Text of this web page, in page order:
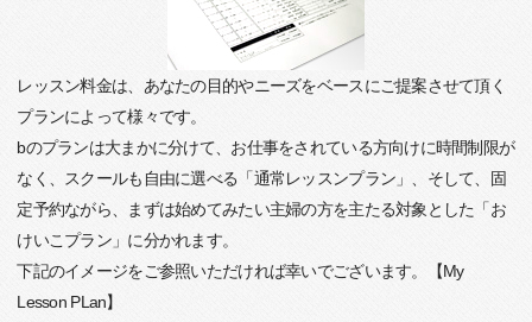
レッスン料金は、あなたの目的やニーズをベースにご提案させて頂く
プランによって様々です。
bのプランは大まかに分けて、お仕事をされている方向けに時間制限が
なく、スクールも自由に選べる「通常レッスンプラン」、そして、固
定予約ながら、まずは始めてみたい主婦の方を主たる対象とした「お
けいこプラン」に分かれます。
下記のイメージをご参照いただければ幸いでございます。【My
Lesson PLan】